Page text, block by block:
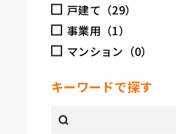
戸建て（29）
事業用（1）
マンション（0）
キーワードで探す